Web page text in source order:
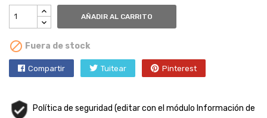
AÑADIR AL CARRITO
 Fuera de stock
Compartir Tuitear Pinterest
Política de seguridad (editar con el módulo Información de